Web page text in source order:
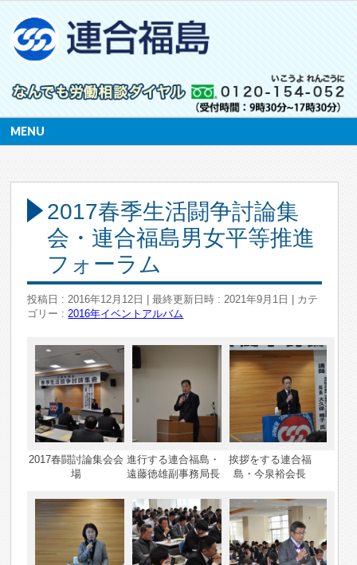
MENU
2017春季生活闘争討論集
会・連合福島男女平等推進
フォーラム
投稿日 : 2016年12月12日 最終更新日時 : 2021年9月1日
カテ
ゴリー :2016年イベントアルバム
2017春闘討論集会会
場
進行する連合福島・
遠藤徳雄副事務局長
挨拶をする連合福
島・今泉裕会長